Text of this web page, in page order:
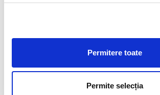
Permitere toate
Permite selecția
PROTECTION MATTERS PREVENTION FIRST